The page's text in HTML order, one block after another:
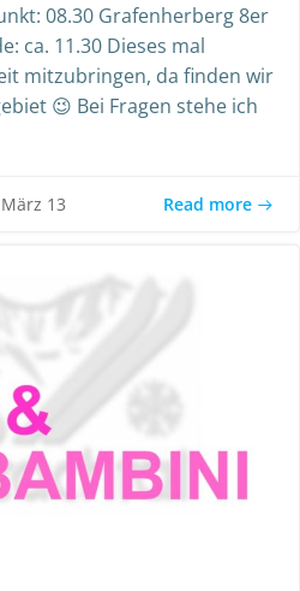
08.30 Grafenherberg 8er
ca. 11.30 Dieses mal
mitzubringen, da finden wir
😉 Bei Fragen stehe ich
März 13 Read more